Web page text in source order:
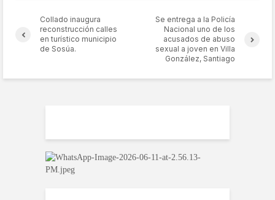
Collado inaugura
reconstrucción calles
en turístico municipio
de Sosúa.
Se entrega a la Policía
Nacional uno de los
acusados de abuso
sexual a joven en Villa
González, Santiago